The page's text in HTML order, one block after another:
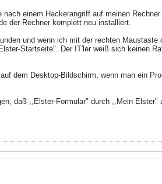
einem Hackerangriff auf meinen
der Rechner komplett neu installiert.
und wenn ich mit der rechten
Startseite". Der IT'ler weiß sich keinen
dem Desktop-Bildschirm, wenn man ein
daß ,,Elster-Formular" durch ,,Mein Elster"